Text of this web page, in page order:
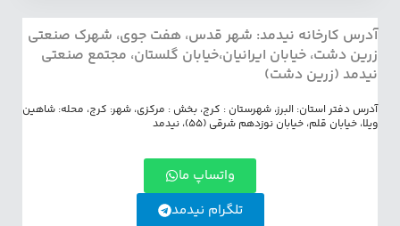
آدرس کارخانه نیدمد: شهر قدس، هفت جوی، شهرک صنعتی
زرین دشت، خیابان ایرانیان،خیابان گلستان، مجتمع صنعتی
نیدمد (زرین دشت)
آدرس دفتر استان: البرز، شهرستان : کرج، بخش : مرکزی، شهر: کرج، محله: شاهین
ویلا، خیابان قلم، خیابان نوزدهم شرقی (55)، نیدمد
واتساپ ما
تلگرام نیدمد